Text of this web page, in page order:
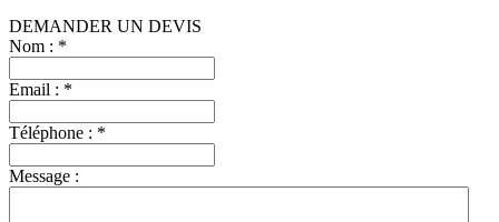
DEMANDER UN DEVIS
Nom : *
Email : *
Téléphone : *
Message :